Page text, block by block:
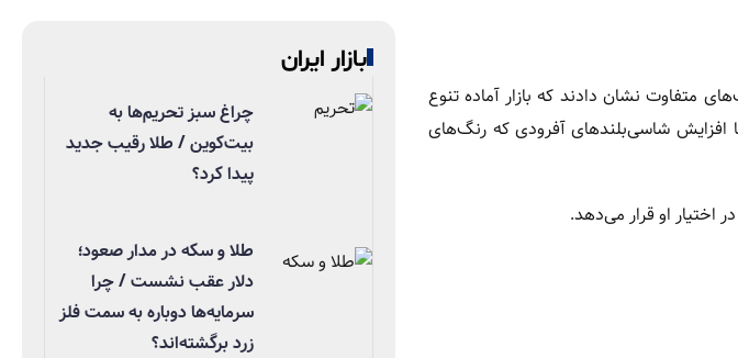
متفاوت نشان دادند که بازار آماده تنوع
افزایش شاسی‌بلندهای آفرودی که رنگ‌های
بازار ایران
چراغ سبز تحریم‌ها به
بیت‌کوین / طلا رقیب جدید
پیدا کرد؟
طلا و سکه در مدار صعود؛
دلار عقب نشست / چرا
سرمایه‌ها دوباره به سمت فلز
زرد برگشته‌اند؟